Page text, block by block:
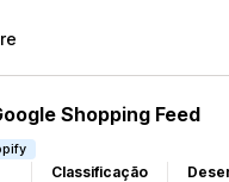
Shopping Feed
Classificação